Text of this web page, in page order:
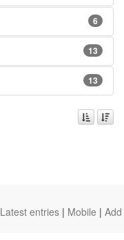
6
13
13
Latest entries | Mobile | Add